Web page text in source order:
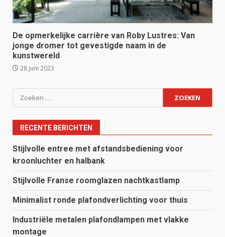
De opmerkelijke carrière van Roby Lustres: Van
jonge dromer tot gevestigde naam in de
kunstwereld
28 juni 2023
Zoeken
naar:
RECENTE BERICHTEN
Stijlvolle entree met afstandsbediening voor
kroonluchter en halbank
Stijlvolle Franse roomglazen nachtkastlamp
Minimalist ronde plafondverlichting voor thuis
Industriële metalen plafondlampen met vlakke
montage